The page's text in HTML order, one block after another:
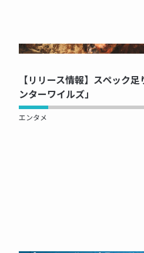
NOW
【リリース情報】スペック
ンターワイルズ」
エンタメ